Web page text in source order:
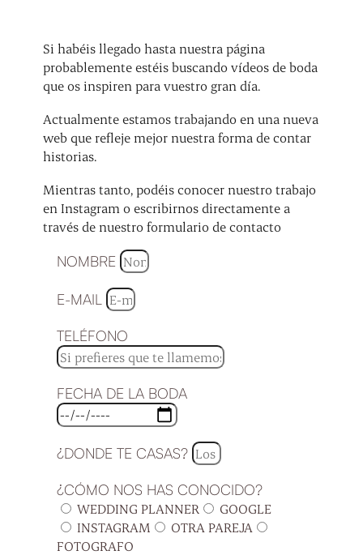
Si habéis llegado hasta nuestra página
probablemente estéis buscando vídeos de boda
que os inspiren para vuestro gran día.
Actualmente estamos trabajando en una nueva
web que refleje mejor nuestra forma de contar
historias.
Mientras tanto, podéis conocer nuestro trabajo
en Instagram o escribirnos directamente a
través de nuestro formulario de contacto
NOMBRE
E-MAIL
TELÉFONO
FECHA DE LA BODA
¿DONDE TE CASAS?
¿CÓMO NOS HAS CONOCIDO?
WEDDING PLANNER
GOOGLE
INSTAGRAM
OTRA PAREJA
FOTOGRAFO